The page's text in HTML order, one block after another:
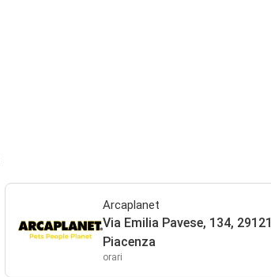
Arcaplanet
Via Emilia Pavese, 134, 29121
Piacenza
orari